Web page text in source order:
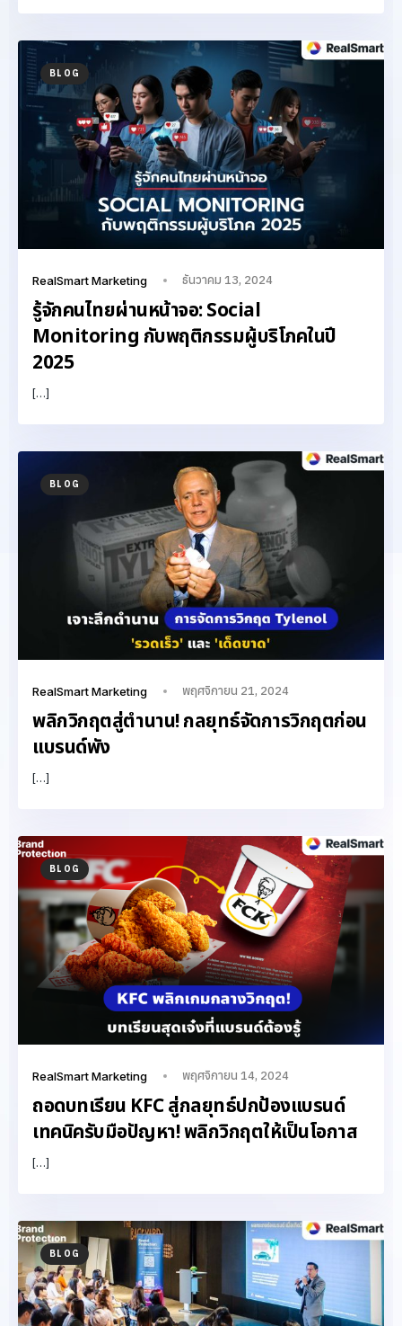
BLOG
RealSmart Marketing ธันวาคม 13, 2024
รู้จักคนไทยผ่านหน้าจอ: Social
Monitoring กับพฤติกรรมผู้บริโภคในปี
2025
[…]
BLOG
RealSmart Marketing พฤศจิกายน 21, 2024
พลิกวิกฤตสู่ตำนาน! กลยุทธ์จัดการวิกฤตก่อน
แบรนด์พัง
[…]
BLOG
RealSmart Marketing พฤศจิกายน 14, 2024
ถอดบทเรียน KFC สู่กลยุทธ์ปกป้องแบรนด์
เทคนิครับมือปัญหา! พลิกวิกฤตให้เป็นโอกาส
[…]
BLOG